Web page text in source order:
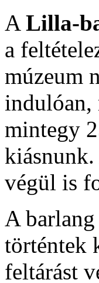
A Lilla-
a
múzeum
indulóan,
mintegy
kiásnunk.
végül is
A
történtek
feltárást